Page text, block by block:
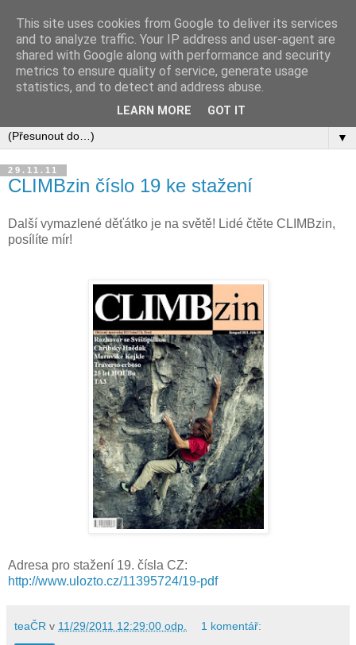
▼
29.11.11
CLIMBzin číslo 19 ke stažení
Další vymazlené děťátko je na světě! Lidé čtěte CLIMBzin,
posílíte mír!
Adresa pro stažení 19. čísla CZ:
http://www.ulozto.cz/11395724/19-pdf
teaČR v 11/29/2011 12:29:00 odp. 1 komentář:
This site uses cookies from Google to deliver its services
and to analyze traffic. Your IP address and user-agent are
shared with Google along with performance and security
metrics to ensure quality of service, generate usage
statistics, and to detect and address abuse.
LEARN MORE GOT IT